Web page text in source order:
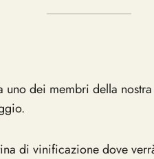
dei membri della
di vinificazione dove